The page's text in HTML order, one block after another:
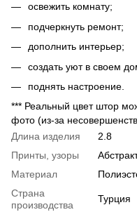
освежить комнату;
подчеркнуть ремонт;
дополнить интерьер;
создать уют в своем
поднять настроение.
*** Реальный цвет штор
фото (из-за
Длина изделия
2.8
Принты, узоры
Материал
Страна
производства
Турция